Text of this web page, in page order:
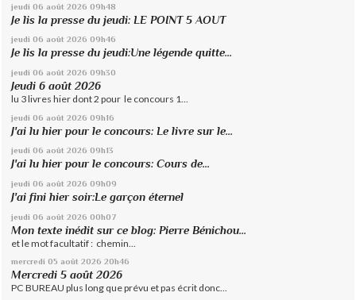
jeudi 06 août 2026 09h48
Je lis la presse du jeudi: LE POINT 5 AOUT
jeudi 06 août 2026 09h46
Je lis la presse du jeudi:Une légende quitte...
jeudi 06 août 2026 09h30
Jeudi 6 août 2026
lu 3 livres hier dont 2 pour le concours 1...
jeudi 06 août 2026 09h16
J'ai lu hier pour le concours: Le livre sur le...
jeudi 06 août 2026 09h13
J'ai lu hier pour le concours: Cours de...
jeudi 06 août 2026 09h09
J'ai fini hier soir:Le garçon éternel
jeudi 06 août 2026 00h07
Mon texte inédit sur ce blog: Pierre Bénichou...
et le mot facultatif : chemin...
mercredi 05 août 2026 20h46
Mercredi 5 août 2026
PC BUREAU plus long que prévu et pas écrit donc...